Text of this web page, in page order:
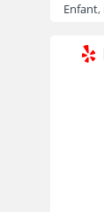
Enfant,